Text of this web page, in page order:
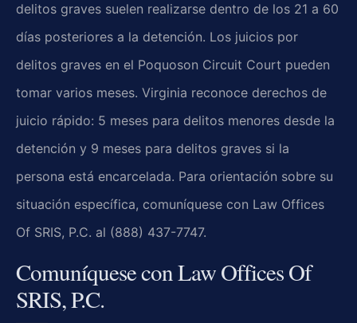
delitos graves suelen realizarse dentro de los 21 a 60
días posteriores a la detención. Los juicios por
delitos graves en el Poquoson Circuit Court pueden
tomar varios meses. Virginia reconoce derechos de
juicio rápido: 5 meses para delitos menores desde la
detención y 9 meses para delitos graves si la
persona está encarcelada. Para orientación sobre su
situación específica, comuníquese con Law Offices
Of SRIS, P.C. al (888) 437-7747.
Comuníquese con Law Offices Of
SRIS, P.C.